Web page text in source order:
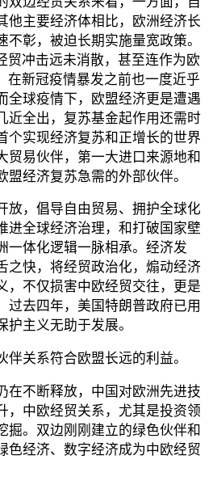
他主要经济体相比，欧洲经济长
彰，被迫长期实施量宽政策。
贸冲击远未消散，甚至连作为欧
在新冠疫情暴发之前也一度近乎
全球疫情下，欧盟经济更是遭遇
近全出，复苏基金起作用还需时
个实现经济复苏和正增长的世界
贸易伙伴，第一大进口来源地和
经济复苏急需的外部伙伴。
放，倡导自由贸易、拥护全球化
进全球经济治理，和打破国家壁
一体化逻辑一脉相承。经济发
之快，将经贸政治化，煽动经济
，不仅损害中欧经贸交往，更是
过去四年，美国特朗普政府已用
主义无助于发展。
关系符合欧盟长远的利益。
在不断释放，中国对欧洲先进技
，中欧经贸关系，尤其是投资领
掘。双边刚刚建立的绿色伙伴和
色经济、数字经济成为中欧经贸